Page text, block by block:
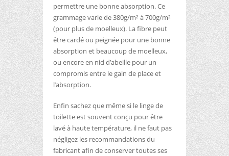
permettre une bonne absorption. Ce
grammage varie de 380g/m² à 700g/m²
(pour plus de moelleux). La fibre peut
être cardé ou peignée pour une bonne
absorption et beaucoup de moelleux,
ou encore en nid d’abeille pour un
compromis entre le gain de place et
l’absorption.
Enfin sachez que même si le linge de
toilette est souvent conçu pour être
lavé à haute température, il ne faut pas
négligez les recommandations du
fabricant afin de conserver toutes ses